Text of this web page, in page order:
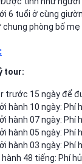
6 tuổi ở cùng
phòng bố
tour:
trước 15 ngày để
hành 10 ngày: Phí
hành 07 ngày: Phí
hành 05 ngày: Phí
hành 03 ngày: Phí
48 tiếng: Phí